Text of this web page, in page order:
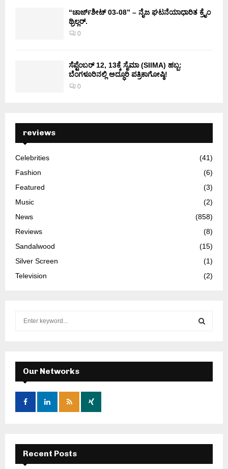
“ಚಾರ್ಜ್‌ಶೀಟ್ 03-08” – ನೈಜ ಘಟನೆಯಾಧಾರಿತ ಕ್ರೈಂ
ಥ್ರಿಲ್ಲರ್.
0
ಸೆಪ್ಟೆಂಬರ್ 12, 13ಕ್ಕೆ ಸೈಮಾ (SIIMA) ಹಬ್ಬ:
ಬೆಂಗಳೂರಿನಲ್ಲಿ ಅದ್ಧೂರಿ ಪತ್ರಿಕಾಗೋಷ್ಠಿ!
0
reviews
Celebrities
(41)
Fashion
(6)
Featured
(3)
Music
(2)
News
(858)
Reviews
(8)
Sandalwood
(15)
Silver Screen
(1)
Television
(2)
f
o
:
E
A
H
Our Networks
Recent Posts